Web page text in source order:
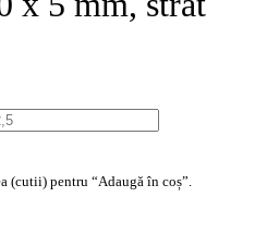
(cutii) pentru “Adaugă în coș”.